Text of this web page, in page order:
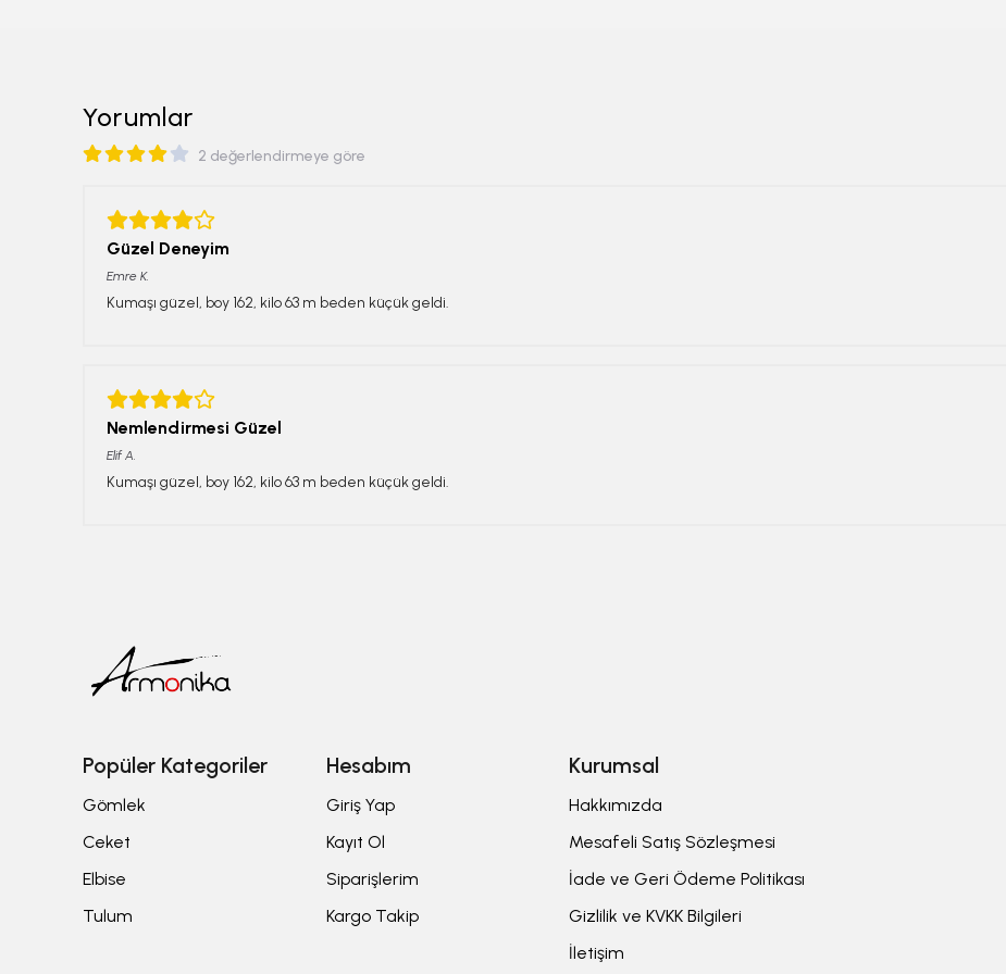
Yorumlar
2 değerlendirmeye göre
Güzel Deneyim
Emre K.
Kumaşı güzel, boy 162, kilo 63 m beden küçük geldi.
Nemlendirmesi Güzel
Elif A.
Kumaşı güzel, boy 162, kilo 63 m beden küçük geldi.
Popüler Kategoriler
Gömlek
Ceket
Elbise
Tulum
Hesabım
Giriş Yap
Kayıt Ol
Siparişlerim
Kargo Takip
Kurumsal
Hakkımızda
Mesafeli Satış Sözleşmesi
İade ve Geri Ödeme Politikası
Gizlilik ve KVKK Bilgileri
İletişim